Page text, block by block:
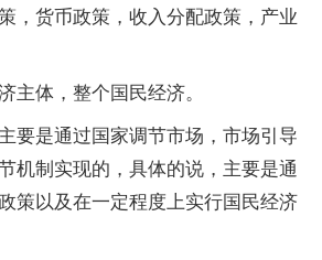
，货币政策，收入分配政策，产业
体，整个国民经济。
是通过国家调节市场，市场引导
机制实现的，具体的说，主要是通
策以及在一定程度上实行国民经济